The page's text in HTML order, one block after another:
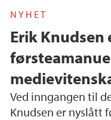
NYHET
Erik Knudsen
Ved inngangen til
Knudsen er nyslått